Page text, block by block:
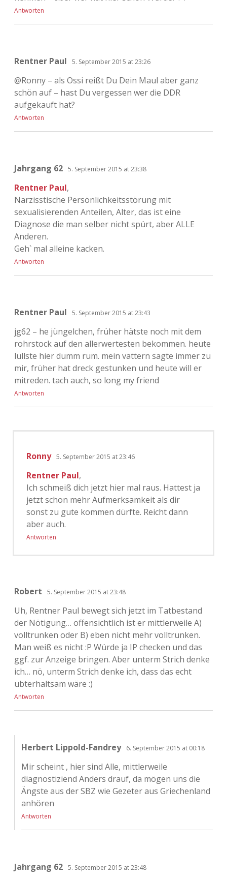
Antworten
Rentner Paul 5. September 2015 at 23:26
@Ronny – als Ossi reißt Du Dein Maul aber ganz
schön auf – hast Du vergessen wer die DDR
aufgekauft hat?
Antworten
Jahrgang 62 5. September 2015 at 23:38
Rentner Paul,
Narzisstische Persönlichkeitsstörung mit
sexualisierenden Anteilen, Alter, das ist eine
Diagnose die man selber nicht spürt, aber ALLE
Anderen.
Geh` mal alleine kacken.
Antworten
Rentner Paul 5. September 2015 at 23:43
jg62 – he jüngelchen, früher hätste noch mit dem
rohrstock auf den allerwertesten bekommen. heute
lullste hier dumm rum. mein vattern sagte immer zu
mir, früher hat dreck gestunken und heute will er
mitreden. tach auch, so long my friend
Antworten
Ronny 5. September 2015 at 23:46
Rentner Paul,
Ich schmeiß dich jetzt hier mal raus. Hattest ja
jetzt schon mehr Aufmerksamkeit als dir
sonst zu gute kommen dürfte. Reicht dann
aber auch.
Antworten
Robert 5. September 2015 at 23:48
Uh, Rentner Paul bewegt sich jetzt im Tatbestand
der Nötigung… offensichtlich ist er mittlerweile A)
volltrunken oder B) eben nicht mehr volltrunken.
Man weiß es nicht :P Würde ja IP checken und das
ggf. zur Anzeige bringen. Aber unterm Strich denke
ich… nö, unterm Strich denke ich, dass das echt
ubterhaltsam wäre :)
Antworten
Herbert Lippold-Fandrey 6. September 2015 at 00:18
Mir scheint , hier sind Alle, mittlerweile
diagnostiziend Anders drauf, da mögen uns die
Ängste aus der SBZ wie Gezeter aus Griechenland
anhören
Antworten
Jahrgang 62 5. September 2015 at 23:48